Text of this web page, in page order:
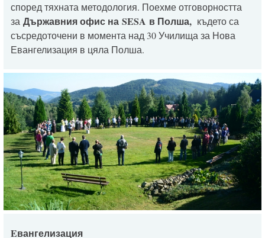
според тяхната методология. Поехме отговорността
за Държавния офис на SESA в Полша, където са
съсредоточени в момента над 30 Училища за Нова
Евангелизация в цяла Полша.
Eвангелизация